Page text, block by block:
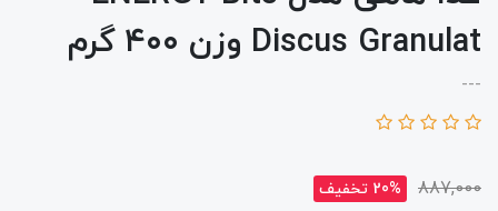
Discus Granulat وزن ۴۰۰ گرم
---
887,000 20% تخفیف